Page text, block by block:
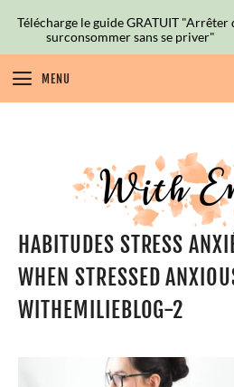
MENU
HABITUDES STRESS
WHEN STRESSED
WITHEMILIEBLOG-2
Télécharge le guide GRATUIT "Arrêter
surconsommer sans se priver"